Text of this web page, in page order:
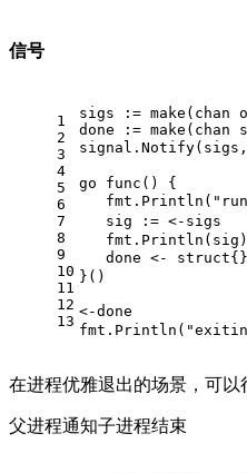
信号
1
2
3
4
5
6
7
8
9
10
11
12
13
sigs := make ( chan
done := make ( chan
go func ()
{
   fmt.Println(
sig
   fmt.Println(sig)
   done <-
struct
}()
<-
fmt.Println(
在进程优雅退出的场景，可以
父进程通知子进程结束